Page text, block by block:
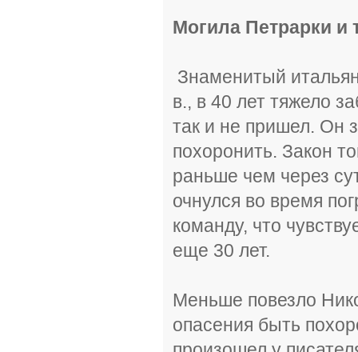
Могила Петрарки и
Знаменитый
в., в 40 лет тяжело
так и не пришел. Он
похоронить. Закон
раньше чем через
очнулся во время
команду, что
еще 30 лет.
Меньше повезло
опасения быть